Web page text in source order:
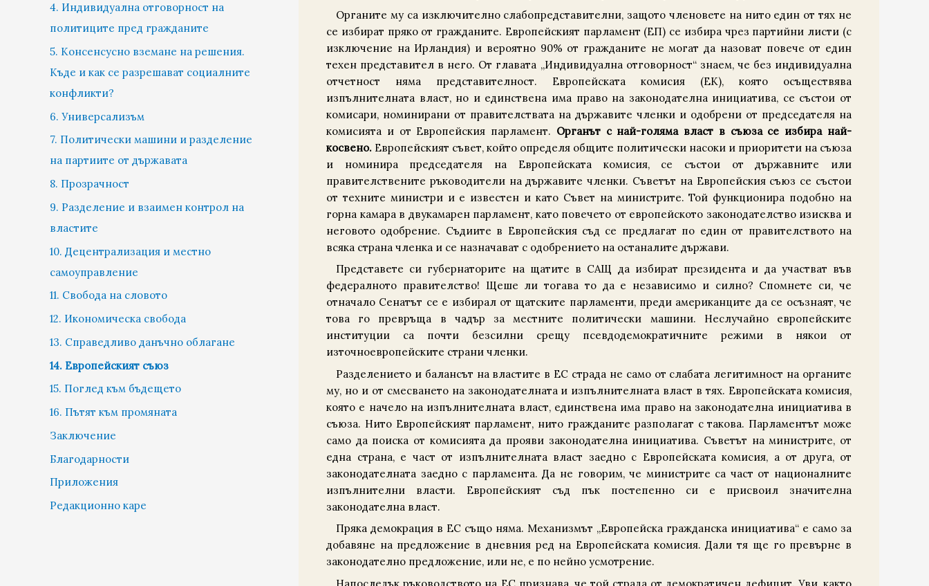
4. Индивидуална отговорност на
политиците пред гражданите
5. Консенсусно вземане на решения.
Къде и как се разрешават социалните
конфликти?
6. Универсализъм
7. Политически машини и разделение
на партиите от държавата
8. Прозрачност
9. Разделение и взаимен контрол на
властите
10. Децентрализация и местно
самоуправление
11. Свобода на словото
12. Икономическа свобода
13. Справедливо данъчно облагане
14. Европейският съюз
15. Поглед към бъдещето
16. Пътят към промяната
Заключение
Благодарности
Приложения
Редакционно каре
Органите му са изключително слабопредставителни, защото членовете на нито един от тях не
се избират пряко от гражданите. Европейският парламент (ЕП) се избира чрез партийни листи (с
изключение на Ирландия) и вероятно 90% от гражданите не могат да назоват повече от един
техен представител в него. От главата „Индивидуална отговорност“ знаем, че без индивидуална
отчетност няма представителност. Европейската комисия (ЕК), която осъществява
изпълнителната власт, но и единствена има право на законодателна инициатива, се състои от
комисари, номинирани от правителствата на държавите членки и одобрени от председателя на
комисията и от Европейския парламент. Органът с най-голяма власт в съюза се избира най-
косвено. Европейският съвет, който определя общите политически насоки и приоритети на съюза
и номинира председателя на Европейската комисия, се състои от държавните или
правителствените ръководители на държавите членки. Съветът на Европейския съюз се състои
от техните министри и е известен и като Съвет на министрите. Той функционира подобно на
горна камара в двукамарен парламент, като повечето от европейското законодателство изисква и
неговото одобрение. Съдиите в Европейския съд се предлагат по един от правителството на
всяка страна членка и се назначават с одобрението на останалите държави.
Представете си губернаторите на щатите в САЩ да избират президента и да участват във
федералното правителство! Щеше ли тогава то да е независимо и силно? Спомнете си, че
отначало Сенатът се е избирал от щатските парламенти, преди американците да се осъзнаят, че
това го превръща в чадър за местните политически машини. Неслучайно европейските
институции са почти безсилни срещу псевдодемократичните режими в някои от
източноевропейските страни членки.
Разделението и балансът на властите в ЕС страда не само от слабата легитимност на органите
му, но и от смесването на законодателната и изпълнителната власт в тях. Европейската комисия,
която е начело на изпълнителната власт, единствена има право на законодателна инициатива в
съюза. Нито Европейският парламент, нито гражданите разполагат с такова. Парламентът може
само да поиска от комисията да прояви законодателна инициатива. Съветът на министрите, от
една страна, е част от изпълнителната власт заедно с Европейската комисия, а от друга, от
законодателната заедно с парламента. Да не говорим, че министрите са част от националните
изпълнителни власти. Европейският съд пък постепенно си е присвоил значителна
законодателна власт.
Пряка демокрация в ЕС също няма. Механизмът „Европейска гражданска инициатива“ е само за
добавяне на предложение в дневния ред на Европейската комисия. Дали тя ще го превърне в
законодателно предложение, или не, е по нейно усмотрение.
Напоследък ръководството на ЕС признава, че той страда от демократичен дефицит. Уви, както